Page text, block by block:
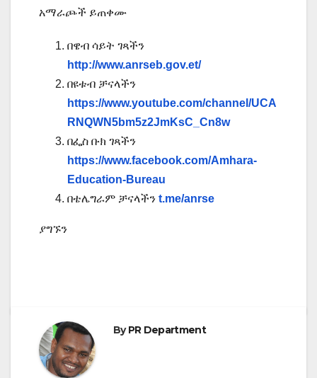
አማራጮች ይጠቀሙ
በዌብ ሳይት ገጻችን
http://www.anrseb.gov.et/
በዩቱብ ቻናላችን
https://www.youtube.com/channel/UCA
RNQWN5bm5z2JmKsC_Cn8w
በፌስ ቡክ ገጻችን
https://www.facebook.com/Amhara-
Education-Bureau
በቴሌግራም ቻናላችን t.me/anrse
ያግኙን
ByPR Department